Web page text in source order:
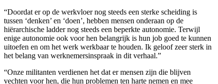
“Doordat er op de werkvloer nog steeds een sterke scheiding is
tussen ‘denken’ en ‘doen’, hebben mensen onderaan op de
hiërarchische ladder nog steeds een beperkte autonomie. Terwijl
enige autonomie ook voor hen belangrijk is hun job goed te kunnen
uitoefen en om het werk werkbaar te houden. Ik geloof zeer sterk in
het belang van werknemersinspraak in dit verhaal.”
“Onze militanten verdienen het dat er mensen zijn die blijven
vechten voor hen, die hun problemen ten harte nemen en mee